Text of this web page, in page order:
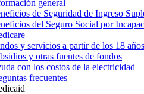
general
de Seguridad de Ingreso
del Seguro Social por
y servicios a partir de los 18 años
y otras fuentes de fondos
con los costos de la electricidad
frecuentes